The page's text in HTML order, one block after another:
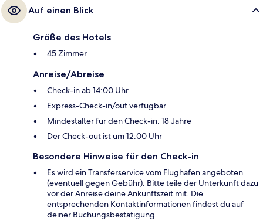
Auf einen Blick
Größe des Hotels
45 Zimmer
Anreise/Abreise
Check-in ab 14:00 Uhr
Express-Check-in/out verfügbar
Mindestalter für den Check-in: 18 Jahre
Der Check-out ist um 12:00 Uhr
Besondere Hinweise für den Check-in
Es wird ein Transferservice vom Flughafen angeboten
(eventuell gegen Gebühr). Bitte teile der Unterkunft dazu
vor der Anreise deine Ankunftszeit mit. Die
entsprechenden Kontaktinformationen findest du auf
deiner Buchungsbestätigung.